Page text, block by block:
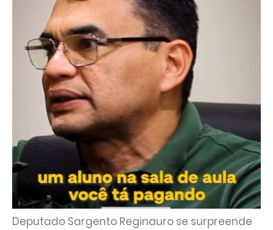
Deputado Sargento Reginauro se surpreende